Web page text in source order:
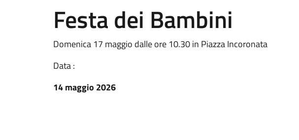
Festa dei Bambini
Domenica 17 maggio dalle ore 10.30 in Piazza Incoronata
Data :
14 maggio 2026